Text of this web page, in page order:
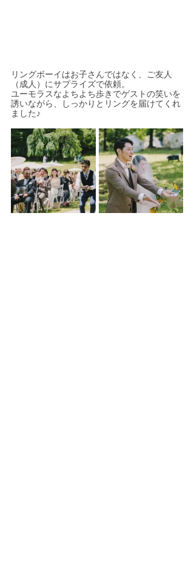
リングボーイはお子さんではなく、ご友人
（成人）にサプライズで依頼。
ユーモラスなよちよち歩きでゲストの笑いを
誘いながら、しっかりとリングを届けてくれ
ました♪